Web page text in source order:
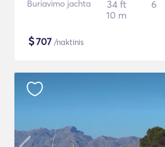
Buriavimo jachta
34 ft
10 m
6
$707 /naktinis